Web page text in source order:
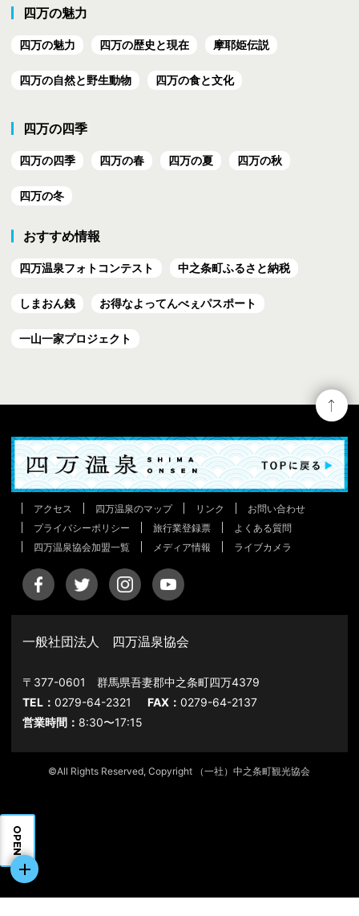
四万の魅力
四万の魅力 四万の歴史と現在 摩耶姫伝説
四万の自然と野生動物 四万の食と文化
四万の四季
四万の四季 四万の春 四万の夏 四万の秋
四万の冬
おすすめ情報
四万温泉フォトコンテスト 中之条町ふるさと納税
しまおん銭 お得なよってんべぇパスポート
一山一家プロジェクト
アクセス 四万温泉のマップ リンク
お問い合わせ
プライバシーポリシー
旅行業登録票
よくある質問
四万温泉協会加盟一覧
メディア情報 ライブカメラ
一般社団法人 四万温泉協会
〒377-0601 群馬県吾妻郡中之条町四万4379
TEL：0279-64-2321 FAX：0279-64-2137
営業時間： 8:30〜17:15
©All Rights Reserved, Copyright （一社）中之条町観光協会
OPEN